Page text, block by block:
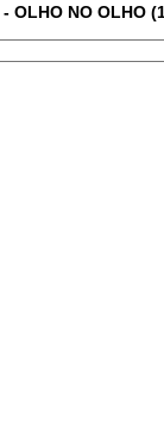
OLHO NO OLHO